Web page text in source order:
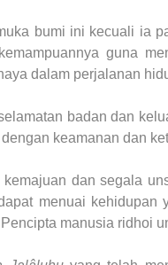
bumi ini kecuali ia
guna
dalam perjalanan
badan dan
keamanan dan
dan segala
menuai kehidupan
manusia ridhoi